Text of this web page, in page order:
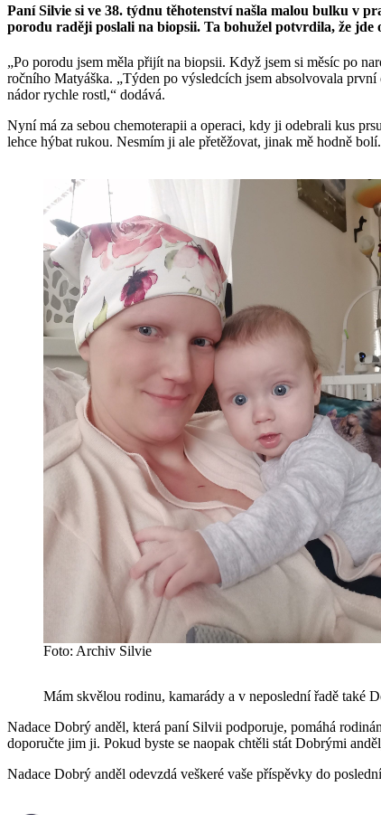
Paní Silvie si ve 38. týdnu těhotenství našla malou bulku v
porodu raději poslali na biopsii. Ta bohužel potvrdila, že jde
„Po porodu jsem měla přijít na biopsii. Když jsem si měsíc po
ročního Matyáška. „Týden po výsledcích jsem absolvovala
nádor rychle rostl,“ dodává.
Nyní má za sebou chemoterapii a operaci, kdy ji odebrali kus
lehce hýbat rukou. Nesmím ji ale přetěžovat, jinak mě hodně
Foto: Archiv Silvie
Mám skvělou rodinu, kamarády a v neposlední řadě také
Nadace Dobrý anděl, která paní Silvii podporuje, pomáhá
doporučte jim ji. Pokud byste se naopak chtěli stát Dobrými
Nadace Dobrý anděl odevzdá veškeré vaše příspěvky do